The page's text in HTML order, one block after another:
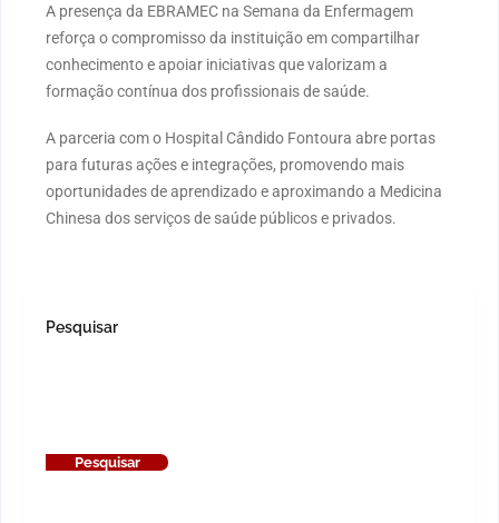
A presença da EBRAMEC na Semana da Enfermagem
reforça o compromisso da instituição em compartilhar
conhecimento e apoiar iniciativas que valorizam a
formação contínua dos profissionais de saúde.
A parceria com o Hospital Cândido Fontoura abre portas
para futuras ações e integrações, promovendo mais
oportunidades de aprendizado e aproximando a Medicina
Chinesa dos serviços de saúde públicos e privados.
Pesquisar
Pesquisar